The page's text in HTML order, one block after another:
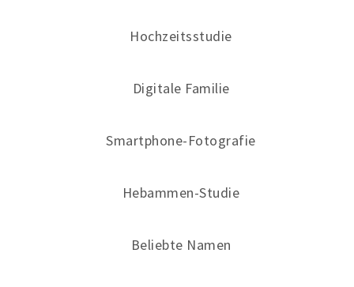
Hochzeitsstudie
Digitale Familie
Smartphone-Fotografie
Hebammen-Studie
Beliebte Namen